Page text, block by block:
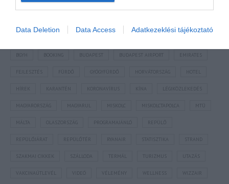
Data Deletion Data Access Adatkezeklési tájékoztató
BUDAPEST BUDAPEST AIRPORT EMIRATES
FEJLESZTÉS HORVÁTORSZÁG HOTEL
KARANTÉN LÉGIKÖZLEKEDÉS
MAGYARORSZÁG MISKOLCTAPOLCA MTÜ
MÁLTA OLASZORSZÁG
REPÜLŐJÁRAT REPÜLŐTÉR STATISZTIKA STRAND
SZAKMAI CIKKEK SZÁLLODA TERMÁL TURIZMUS UTAZÁS
VAKCINAÚTLEVÉL WIZZAIR